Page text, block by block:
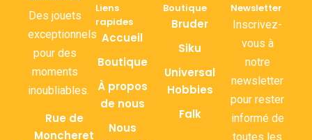
Des jouets
exceptionnels
pour des
moments
inoubliables.
Rue de
Moncheret
Liens
rapides
Accueil
Boutique
À propos
de nous
Nous
Boutique
Bruder
Siku
Universal
Hobbies
Falk
Newsletter
Inscrivez-
vous à
notre
newsletter
pour rester
informé de
toutes les